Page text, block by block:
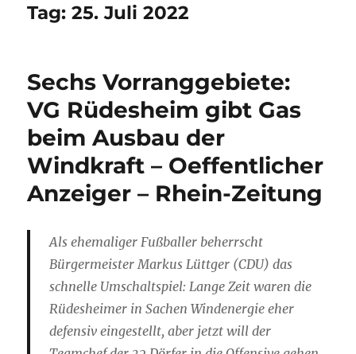
Tag:25. Juli 2022
Sechs Vorranggebiete:
VG Rüdesheim gibt Gas
beim Ausbau der
Windkraft – Oeffentlicher
Anzeiger – Rhein-Zeitung
Als ehemaliger Fußballer beherrscht
Bürgermeister Markus Lüttger (CDU) das
schnelle Umschaltspiel: Lange Zeit waren die
Rüdesheimer in Sachen Windenergie eher
defensiv eingestellt, aber jetzt will der